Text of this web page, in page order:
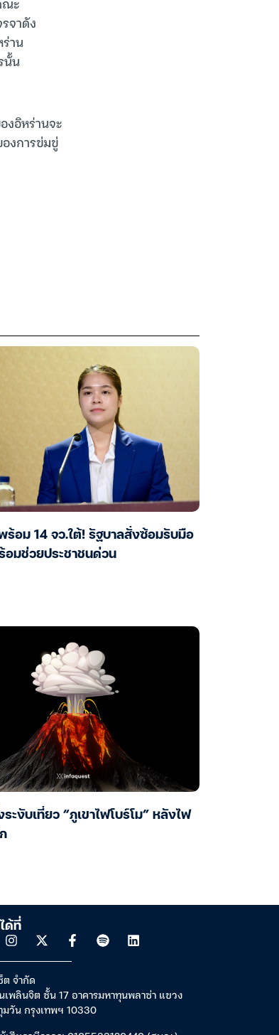
จาดัง
าน
นั้น
งอิหร่านจะ
งการข่มขู่
ร้อม 14 จว.ใต้! รัฐบาลสั่งซ้อมรับมือ
อมช่วยประชาชนด่วน
ะงับเที่ยว “ภูเขาไฟโบร์โม” หลังไฟ
ด้ที่
ต จำกัด
พลินจิต ชั้น 17 อาคารมหาทุนพลาซ่า แขวง
วัน กรุงเทพฯ 10330